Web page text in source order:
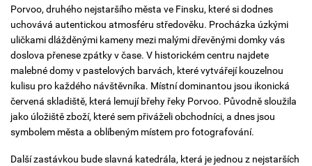
Porvoo, druhého nejstaršího města ve Finsku, které si dodnes
uchovává autentickou atmosféru středověku. Procházka úzkými
uličkami dlážděnými kameny mezi malými dřevěnými domky vás
doslova přenese zpátky v čase. V historickém centru najdete
malebné domy v pastelových barvách, které vytvářejí kouzelnou
kulisu pro každého návštěvníka. Místní dominantou jsou ikonická
červená skladiště, která lemují břehy řeky Porvoo. Původně sloužila
jako úložiště zboží, které sem přiváželi obchodníci, a dnes jsou
symbolem města a oblíbeným místem pro fotografování.
Další zastávkou bude slavná katedrála, která je jednou z nejstarších